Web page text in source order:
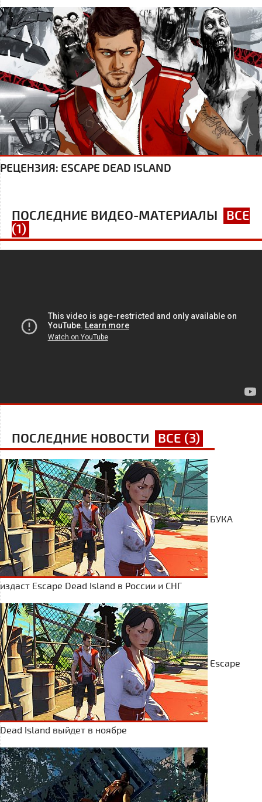
РЕЦЕНЗИЯ: ESCAPE DEAD ISLAND
ПОСЛЕДНИЕ ВИДЕО-МАТЕРИАЛЫ
ВСЕ
(1)
ПОСЛЕДНИЕ НОВОСТИ ВСЕ (3)
БУКА
издаст Escape Dead Island в России и СНГ
Escape
Dead Island выйдет в ноябре